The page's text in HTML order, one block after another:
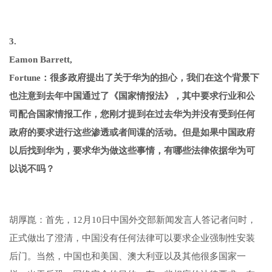
3.
Eamon Barrett,
Fortune：很多政府提出了关于华为的担心，我们在这个背景下
也注意到去年中国通过了《国家情报法》，其中要求行业和公
司配合国家情报工作，您刚才提到在过去华为并没有受到任何
政府的要求进行这些渗透或者间谍的活动。但是如果中国政府
以后找到华为，要求华为做这些事情，有哪些法律依据华为可
以说不吗？
胡厚崑：首先，12月10日中国外交部新闻发言人答记者问时，
正式做出了澄清，中国没有任何法律可以要求企业强制性安装
后门。当然，中国也和美国、澳大利亚以及其他很多国家一